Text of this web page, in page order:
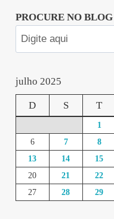
PROCURE NO BLOG
julho 2025
D S T
1
6
7 8
13
14 15
20
21 22
27
28 29